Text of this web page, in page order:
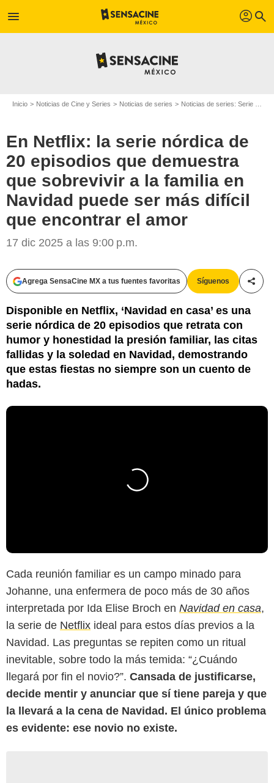
menu profil search
Inicio Noticias de Cine y Series Noticias de series Noticias de series: Serie de televisión
En Netflix: la serie nórdica de
20 episodios que demuestra
que sobrevivir a la familia en
Navidad puede ser más difícil
que encontrar el amor
17 dic 2025 a las 9:00 p.m.
Agrega SensaCine MX a tus fuentes favoritas Síguenos
Disponible en Netflix, ‘Navidad en casa’ es una
serie nórdica de 20 episodios que retrata con
humor y honestidad la presión familiar, las citas
fallidas y la soledad en Navidad, demostrando
que estas fiestas no siempre son un cuento de
hadas.
Cada reunión familiar es un campo minado para
Johanne, una enfermera de poco más de 30 años
interpretada por Ida Elise Broch en Navidad en casa,
la serie de Netflix ideal para estos días previos a la
Navidad. Las preguntas se repiten como un ritual
inevitable, sobre todo la más temida: “¿Cuándo
llegará por fin el novio?”. Cansada de justificarse,
decide mentir y anunciar que sí tiene pareja y que
la llevará a la cena de Navidad. El único problema
es evidente: ese novio no existe.